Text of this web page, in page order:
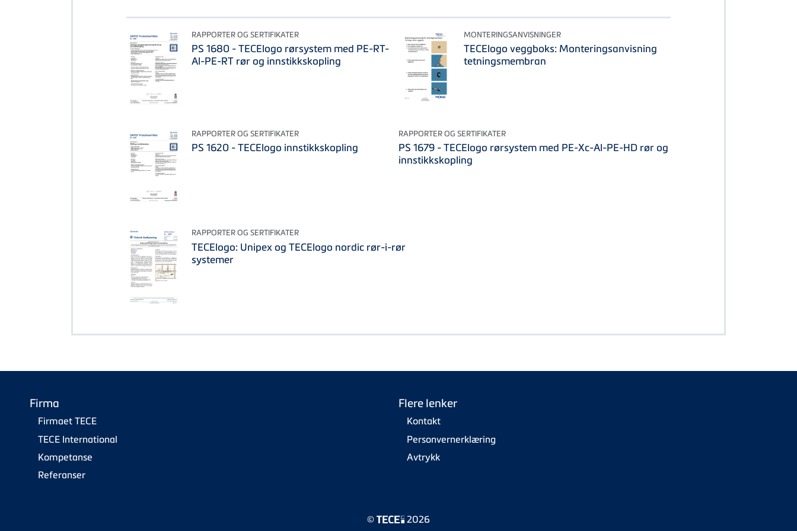
RAPPORTER OG SERTIFIKATER
PS 1680 - TECElogo rørsystem med PE-RT-
Al-PE-RT rør og innstikkskopling
MONTERINGSANVISNINGER
TECElogo veggboks: Monteringsanvisning
tetningsmembran
RAPPORTER OG SERTIFIKATER
PS 1620 - TECElogo innstikkskopling
RAPPORTER OG SERTIFIKATER
PS 1679 - TECElogo rørsystem med PE-Xc-Al-PE-HD rør og
innstikkskopling
RAPPORTER OG SERTIFIKATER
TECElogo: Unipex og TECElogo nordic rør-i-rør
systemer
Firma
Firmaet TECE
TECE International
Kompetanse
Referanser
Flere lenker
Kontakt
Personvernerklæring
Avtrykk
© 2026